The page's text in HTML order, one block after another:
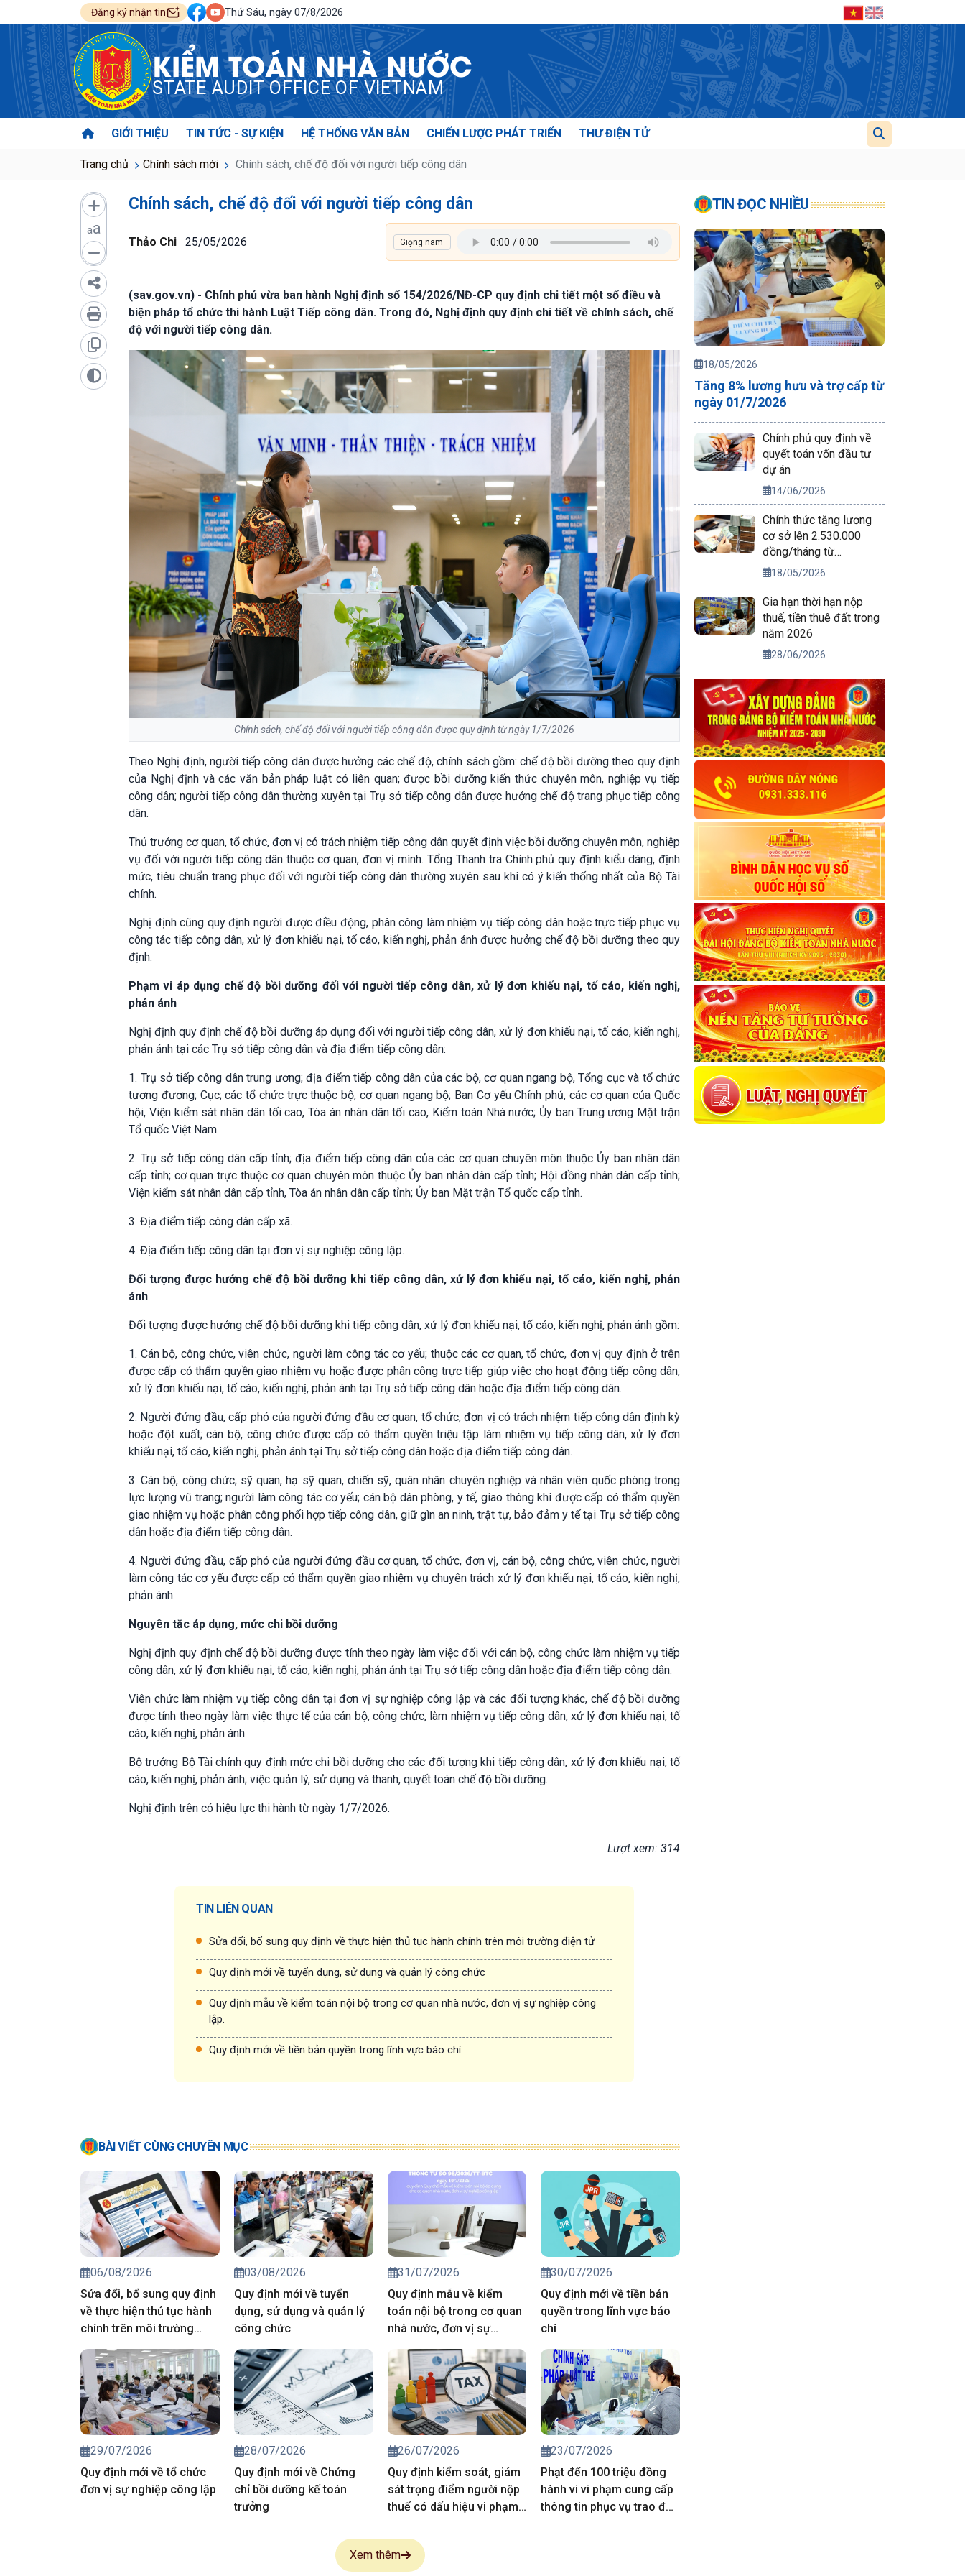
Đăng ký nhận tin Thứ Sáu, ngày 07/8/2026
KIỂM TOÁN NHÀ NƯỚC
STATE AUDIT OFFICE OF VIETNAM
GIỚI THIỆU TIN TỨC - SỰ KIỆN HỆ THỐNG VĂN BẢN CHIẾN LƯỢC PHÁT TRIỂN THƯ ĐIỆN TỬ
Trang chủ Chính sách mới Chính sách, chế độ đối với người tiếp công dân
aa
Chính sách, chế độ đối với người tiếp công dân
Thảo Chi 25/05/2026
(sav.gov.vn) - Chính phủ vừa ban hành Nghị định số 154/2026/NĐ-CP quy định chi tiết một số điều và
biện pháp tổ chức thi hành Luật Tiếp công dân. Trong đó, Nghị định quy định chi tiết về chính sách, chế
độ với người tiếp công dân.
Chính sách, chế độ đối với người tiếp công dân được quy định từ ngày 1/7/2026
Theo Nghị định, người tiếp công dân được hưởng các chế độ, chính sách gồm: chế độ bồi dưỡng theo quy định
của Nghị định và các văn bản pháp luật có liên quan; được bồi dưỡng kiến thức chuyên môn, nghiệp vụ tiếp
công dân; người tiếp công dân thường xuyên tại Trụ sở tiếp công dân được hưởng chế độ trang phục tiếp công
dân.
Thủ trưởng cơ quan, tổ chức, đơn vị có trách nhiệm tiếp công dân quyết định việc bồi dưỡng chuyên môn, nghiệp
vụ đối với người tiếp công dân thuộc cơ quan, đơn vị mình. Tổng Thanh tra Chính phủ quy định kiểu dáng, định
mức, tiêu chuẩn trang phục đối với người tiếp công dân thường xuyên sau khi có ý kiến thống nhất của Bộ Tài
chính.
Nghị định cũng quy định người được điều động, phân công làm nhiệm vụ tiếp công dân hoặc trực tiếp phục vụ
công tác tiếp công dân, xử lý đơn khiếu nại, tố cáo, kiến nghị, phản ánh được hưởng chế độ bồi dưỡng theo quy
định.
Phạm vi áp dụng chế độ bồi dưỡng đối với người tiếp công dân, xử lý đơn khiếu nại, tố cáo, kiến nghị,
phản ánh
Nghị định quy định chế độ bồi dưỡng áp dụng đối với người tiếp công dân, xử lý đơn khiếu nại, tố cáo, kiến nghị,
phản ánh tại các Trụ sở tiếp công dân và địa điểm tiếp công dân:
1. Trụ sở tiếp công dân trung ương; địa điểm tiếp công dân của các bộ, cơ quan ngang bộ, Tổng cục và tổ chức
tương đương; Cục; các tổ chức trực thuộc bộ, cơ quan ngang bộ; Ban Cơ yếu Chính phủ, các cơ quan của Quốc
hội, Viện kiểm sát nhân dân tối cao, Tòa án nhân dân tối cao, Kiểm toán Nhà nước; Ủy ban Trung ương Mặt trận
Tổ quốc Việt Nam.
2. Trụ sở tiếp công dân cấp tỉnh; địa điểm tiếp công dân của các cơ quan chuyên môn thuộc Ủy ban nhân dân
cấp tỉnh; cơ quan trực thuộc cơ quan chuyên môn thuộc Ủy ban nhân dân cấp tỉnh; Hội đồng nhân dân cấp tỉnh;
Viện kiểm sát nhân dân cấp tỉnh, Tòa án nhân dân cấp tỉnh; Ủy ban Mặt trận Tổ quốc cấp tỉnh.
3. Địa điểm tiếp công dân cấp xã.
4. Địa điểm tiếp công dân tại đơn vị sự nghiệp công lập.
Đối tượng được hưởng chế độ bồi dưỡng khi tiếp công dân, xử lý đơn khiếu nại, tố cáo, kiến nghị, phản
ánh
Đối tượng được hưởng chế độ bồi dưỡng khi tiếp công dân, xử lý đơn khiếu nại, tố cáo, kiến nghị, phản ánh gồm:
1. Cán bộ, công chức, viên chức, người làm công tác cơ yếu; thuộc các cơ quan, tổ chức, đơn vị quy định ở trên
được cấp có thẩm quyền giao nhiệm vụ hoặc được phân công trực tiếp giúp việc cho hoạt động tiếp công dân,
xử lý đơn khiếu nại, tố cáo, kiến nghị, phản ánh tại Trụ sở tiếp công dân hoặc địa điểm tiếp công dân.
2. Người đứng đầu, cấp phó của người đứng đầu cơ quan, tổ chức, đơn vị có trách nhiệm tiếp công dân định kỳ
hoặc đột xuất; cán bộ, công chức được cấp có thẩm quyền triệu tập làm nhiệm vụ tiếp công dân, xử lý đơn
khiếu nại, tố cáo, kiến nghị, phản ánh tại Trụ sở tiếp công dân hoặc địa điểm tiếp công dân.
3. Cán bộ, công chức; sỹ quan, hạ sỹ quan, chiến sỹ, quân nhân chuyên nghiệp và nhân viên quốc phòng trong
lực lượng vũ trang; người làm công tác cơ yếu; cán bộ dân phòng, y tế, giao thông khi được cấp có thẩm quyền
giao nhiệm vụ hoặc phân công phối hợp tiếp công dân, giữ gìn an ninh, trật tự, bảo đảm y tế tại Trụ sở tiếp công
dân hoặc địa điểm tiếp công dân.
4. Người đứng đầu, cấp phó của người đứng đầu cơ quan, tổ chức, đơn vị, cán bộ, công chức, viên chức, người
làm công tác cơ yếu được cấp có thẩm quyền giao nhiệm vụ chuyên trách xử lý đơn khiếu nại, tố cáo, kiến nghị,
phản ánh.
Nguyên tắc áp dụng, mức chi bồi dưỡng
Nghị định quy định chế độ bồi dưỡng được tính theo ngày làm việc đối với cán bộ, công chức làm nhiệm vụ tiếp
công dân, xử lý đơn khiếu nại, tố cáo, kiến nghị, phản ánh tại Trụ sở tiếp công dân hoặc địa điểm tiếp công dân.
Viên chức làm nhiệm vụ tiếp công dân tại đơn vị sự nghiệp công lập và các đối tượng khác, chế độ bồi dưỡng
được tính theo ngày làm việc thực tế của cán bộ, công chức, làm nhiệm vụ tiếp công dân, xử lý đơn khiếu nại, tố
cáo, kiến nghị, phản ánh.
Bộ trưởng Bộ Tài chính quy định mức chi bồi dưỡng cho các đối tượng khi tiếp công dân, xử lý đơn khiếu nại, tố
cáo, kiến nghị, phản ánh; việc quản lý, sử dụng và thanh, quyết toán chế độ bồi dưỡng.
Nghị định trên có hiệu lực thi hành từ ngày 1/7/2026.
Lượt xem: 314
TIN LIÊN QUAN
Sửa đổi, bổ sung quy định về thực hiện thủ tục hành chính trên môi trường điện tử
Quy định mới về tuyển dụng, sử dụng và quản lý công chức
Quy định mẫu về kiểm toán nội bộ trong cơ quan nhà nước, đơn vị sự nghiệp công
lập.
Quy định mới về tiền bản quyền trong lĩnh vực báo chí
BÀI VIẾT CÙNG CHUYÊN MỤC
06/08/2026
Sửa đổi, bổ sung quy định
về thực hiện thủ tục hành
chính trên môi trường
điện tử
03/08/2026
Quy định mới về tuyển
dụng, sử dụng và quản lý
công chức
31/07/2026
Quy định mẫu về kiểm
toán nội bộ trong cơ quan
nhà nước, đơn vị sự
nghiệp công lập.
30/07/2026
Quy định mới về tiền bản
quyền trong lĩnh vực báo
chí
29/07/2026
Quy định mới về tổ chức
đơn vị sự nghiệp công lập
28/07/2026
Quy định mới về Chứng
chỉ bồi dưỡng kế toán
trưởng
26/07/2026
Quy định kiểm soát, giám
sát trọng điểm người nộp
thuế có dấu hiệu vi phạm
23/07/2026
Phạt đến 100 triệu đồng
hành vi vi phạm cung cấp
thông tin phục vụ trao đổi
Xem thêm
TIN ĐỌC NHIỀU
18/05/2026
Tăng 8% lương hưu và trợ cấp từ
ngày 01/7/2026
Chính phủ quy định về
quyết toán vốn đầu tư
dự án
14/06/2026
Chính thức tăng lương
cơ sở lên 2.530.000
đồng/tháng từ
01/7/2026
18/05/2026
Gia hạn thời hạn nộp
thuế, tiền thuê đất trong
năm 2026
28/06/2026